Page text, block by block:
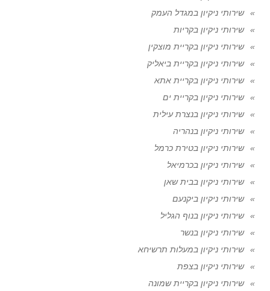
שירותי ניקיון במגדל העמק
שירותי ניקיון בקריות
שירותי ניקיון בקריית מוצקין
שירותי ניקיון בקריית ביאליק
שירותי ניקיון בקריית אתא
שירותי ניקיון בקריית ים
שירותי ניקיון בנצרת עילית
שירותי ניקיון בנהריה
שירותי ניקיון בטירת כרמל
שירותי ניקיון בכרמיאל
שירותי ניקיון בבית שאן
שירותי ניקיון ביקנעם
שירותי ניקיון בנוף הגליל
שירותי ניקיון בנשר
שירותי ניקיון במעלות תרשיחא
שירותי ניקיון בצפת
שירותי ניקיון בקריית שמונה